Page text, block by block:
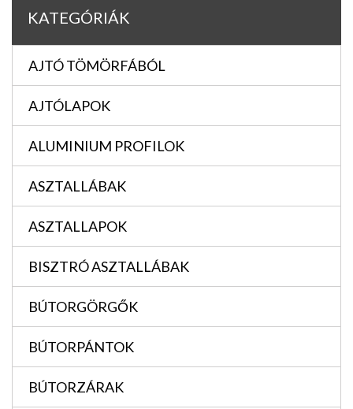
KATEGÓRIÁK
AJTÓ TÖMÖRFÁBÓL
AJTÓLAPOK
ALUMINIUM PROFILOK
ASZTALLÁBAK
ASZTALLAPOK
BISZTRÓ ASZTALLÁBAK
BÚTORGÖRGŐK
BÚTORPÁNTOK
BÚTORZÁRAK